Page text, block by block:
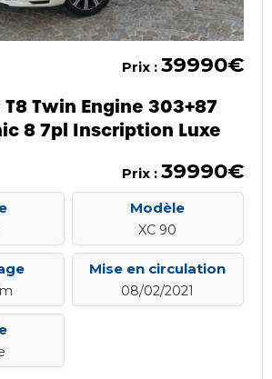
Prix : 39990€
T8 Twin Engine 303+87
8 7pl Inscription Luxe
Prix : 39990€
Modèle
XC 90
Mise en circulation
08/02/2021